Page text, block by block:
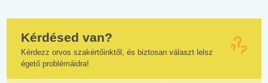
Kérdésed van?
Kérdezz orvos szakértőinktől, és biztosan választ lelsz
égető problémáidra!